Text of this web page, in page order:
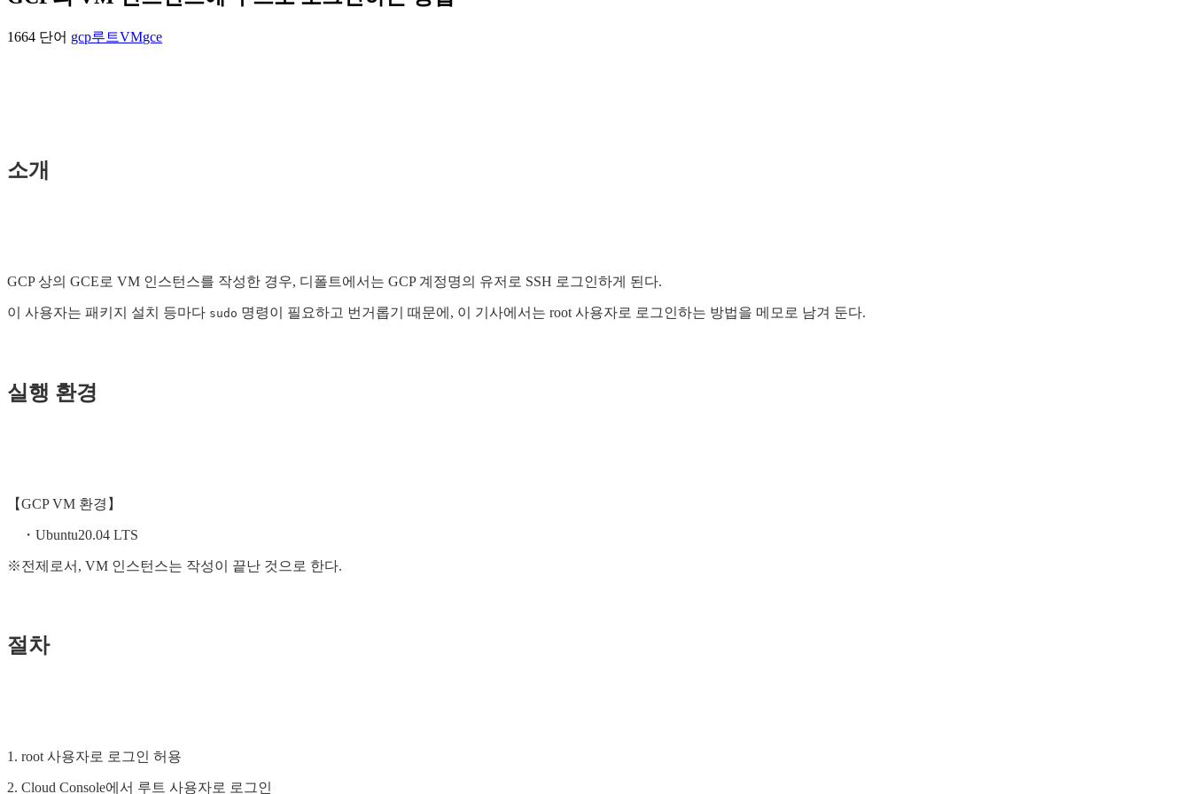
1664 단어 gcp루트VMgce
소개
GCP 상의 GCE로 VM 인스턴스를 작성한 경우, 디폴트에서는 GCP 계정명의 유저로 SSH 로그인하게 된다.
이 사용자는 패키지 설치 등마다 sudo 명령이 필요하고 번거롭기 때문에, 이 기사에서는 root 사용자로 로그인하는 방법을 메모로 남겨 둔다.
실행 환경
【GCP VM 환경】
・Ubuntu20.04 LTS
※전제로서, VM 인스턴스는 작성이 끝난 것으로 한다.
절차
1. root 사용자로 로그인 허용
2. Cloud Console에서 루트 사용자로 로그인